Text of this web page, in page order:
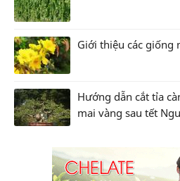
Giới thiệu các giống
Hướng dẫn cắt tỉa
mai vàng sau tết